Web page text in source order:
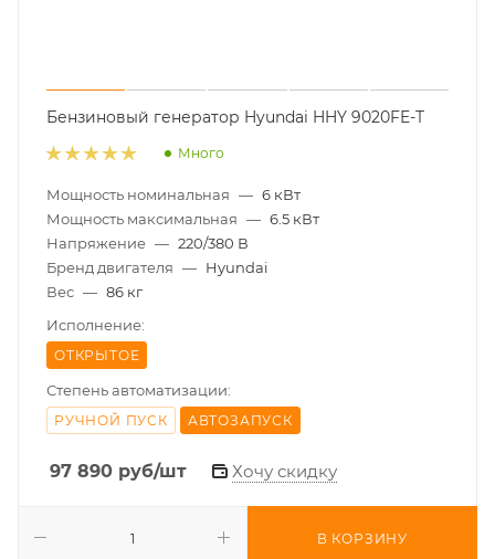
Бензиновый генератор Hyundai HHY 9020FE-T
Много
Мощность номинальная — 6 кВт
Мощность максимальная — 6.5 кВт
Напряжение — 220/380 В
Бренд двигателя — Hyundai
Вес — 86 кг
Исполнение:
ОТКРЫТОЕ
Степень автоматизации:
РУЧНОЙ ПУСК АВТОЗАПУСК
97 890 руб/шт Хочу скидку
В КОРЗИНУ